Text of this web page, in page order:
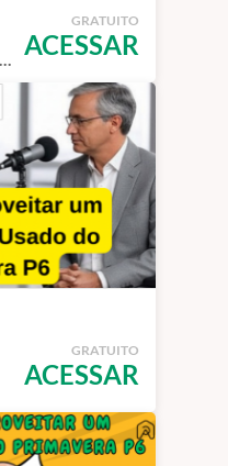
GRATUITO
ACESSAR
GRATUITO
ACESSAR